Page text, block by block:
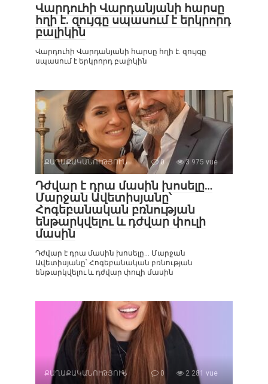
Վարդուհի Վարդանյանի հարսը
հղի է. զույգը սպասում է երկրորդ
բալիկին
Վարդուհի Վարդանյանի հարսը հղի է. զույգը
սպասում է երկրորդ բալիկին
ՔԱՂԱՔԱԿԱՆՈՒԹՅՈՒՆ 0 3 975 vue
Դժվար է դրա մասին խոսելը…
Մարջան Ավետիսյանը՝
Հոգեբանական բռնության
ենթարկվելու և դժվար փուլի
մասին
Դժվար է դրա մասին խոսելը… Մարջան
Ավետիսյանը՝ Հոգեբանական բռնության
ենթարկվելու և դժվար փուլի մասին
ՔԱՂԱՔԱԿԱՆՈՒԹՅՈՒՆ 0 2 281 vue